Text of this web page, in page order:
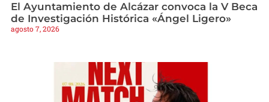
El Ayuntamiento de Alcázar convoca la V Beca
de Investigación Histórica «Ángel Ligero»
agosto 7, 2026